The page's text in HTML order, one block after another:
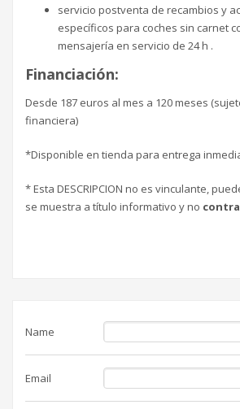
servicio postventa de recambios y
específicos para coches sin carnet
mensajería en servicio de 24 h .
Financiación:
Desde 187 euros al mes a 120 meses
financiera)
*Disponible en tienda para entrega
* Esta DESCRIPCION no es vinculante,
se muestra a título informativo y no
Name
Email